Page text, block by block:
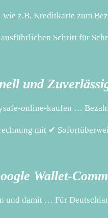
z.B. Kreditkarte zum
Schritt für
und
online-kaufen …
mit ✔
Wallet-
und damit … Für